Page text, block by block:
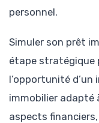
personnel.
Simuler son prêt
étape stratégique
l’opportunité
immobilier adapté
aspects